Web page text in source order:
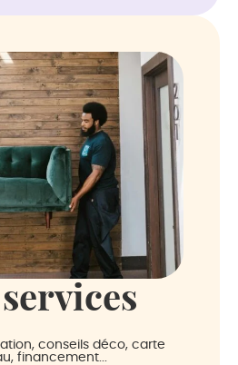
conseils déco, carte
financement...